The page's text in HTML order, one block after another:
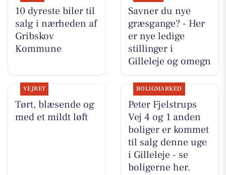
10 dyreste biler til
salg i nærheden af
Gribskov
Kommune
Savner du nye
græsgange? - Her
er nye ledige
stillinger i
Gilleleje og omegn
VEJRET
Tørt, blæsende og
med et mildt løft
BOLIGMARKED
Peter Fjelstrups
Vej 4 og 1 anden
boliger er kommet
til salg denne uge
i Gilleleje - se
boligerne her.